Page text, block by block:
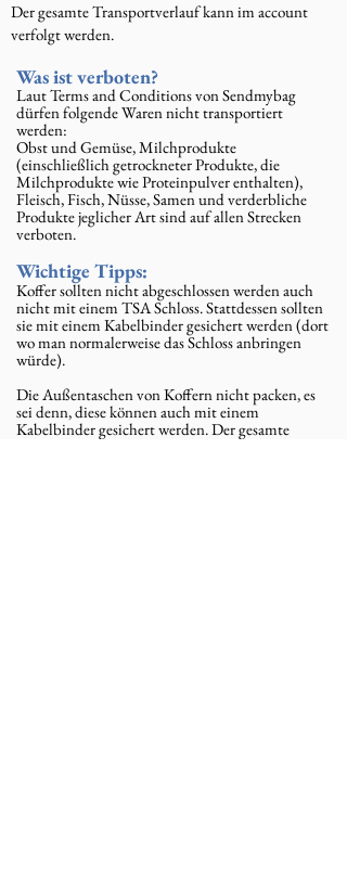
Der gesamte Transportverlauf kann im account
verfolgt werden.
Was ist verboten?
Laut Terms and Conditions von Sendmybag
dürfen folgende Waren nicht transportiert
werden:
Obst und Gemüse, Milchprodukte
(einschließlich getrockneter Produkte, die
Milchprodukte wie Proteinpulver enthalten),
Fleisch, Fisch, Nüsse, Samen und verderbliche
Produkte jeglicher Art sind auf allen Strecken
verboten.
Wichtige Tipps:
Koffer sollten nicht abgeschlossen werden auch
nicht mit einem TSA Schloss. Stattdessen sollten
sie mit einem Kabelbinder gesichert werden (dort
wo man normalerweise das Schloss anbringen
würde).
Die Außentaschen von Koffern nicht packen, es
sei denn, diese können auch mit einem
Kabelbinder gesichert werden. Der gesamte
Inhalt sollte im Hauptteil des Koffers abgesperrt